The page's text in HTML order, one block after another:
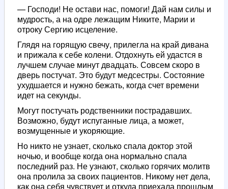
— Господи! Не остави нас, помоги! Дай нам силы и
мудрость, а на одре лежащим Никите, Марии и
отроку Сергию исцеление.
Глядя на горящую свечу, прилегла на край дивана
и прижала к себе колени. Отдохнуть ей удастся в
лучшем случае минут двадцать. Совсем скоро в
дверь постучат. Это будут медсестры. Состояние
ухудшается и нужно бежать, когда счет времени
идет на секунды.
Могут постучать родственники пострадавших.
Возможно, будут испуганные лица, а может,
возмущенные и укоряющие.
Но никто не узнает, сколько спала доктор этой
ночью, и вообще когда она нормально спала
последний раз. Не узнают, сколько горячих молитв
она пролила за своих пациентов. Никому нет дела,
как она себя чувствует и откуда приехала прошлым